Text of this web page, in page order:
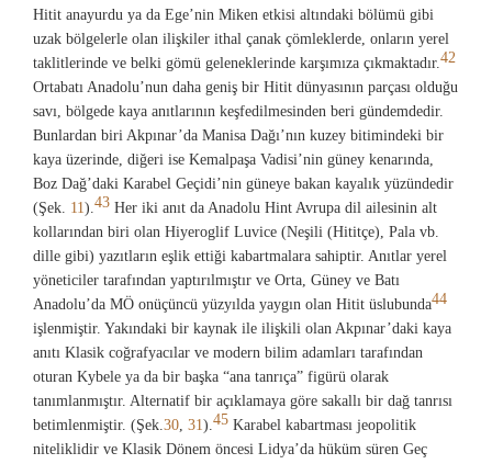
Hitit anayurdu ya da Ege’nin Miken etkisi altındaki bölümü gibi
uzak bölgelerle olan ilişkiler ithal çanak çömleklerde, onların yerel
taklitlerinde ve belki gömü geleneklerinde karşımıza çıkmaktadır.42
Ortabatı Anadolu’nun daha geniş bir Hitit dünyasının parçası olduğu
savı, bölgede kaya anıtlarının keşfedilmesinden beri gündemdedir.
Bunlardan biri Akpınar’da Manisa Dağı’nın kuzey bitimindeki bir
kaya üzerinde, diğeri ise Kemalpaşa Vadisi’nin güney kenarında,
Boz Dağ’daki Karabel Geçidi’nin güneye bakan kayalık yüzündedir
(Şek. 11).43 Her iki anıt da Anadolu Hint Avrupa dil ailesinin alt
kollarından biri olan Hiyeroglif Luvice (Neşili (Hititçe), Pala vb.
dille gibi) yazıtların eşlik ettiği kabartmalara sahiptir. Anıtlar yerel
yöneticiler tarafından yaptırılmıştır ve Orta, Güney ve Batı
Anadolu’da MÖ onüçüncü yüzyılda yaygın olan Hitit üslubunda44
işlenmiştir. Yakındaki bir kaynak ile ilişkili olan Akpınar’daki kaya
anıtı Klasik coğrafyacılar ve modern bilim adamları tarafından
oturan Kybele ya da bir başka “ana tanrıça” figürü olarak
tanımlanmıştır. Alternatif bir açıklamaya göre sakallı bir dağ tanrısı
betimlenmiştir. (Şek.30, 31).45 Karabel kabartması jeopolitik
niteliklidir ve Klasik Dönem öncesi Lidya’da hüküm süren Geç